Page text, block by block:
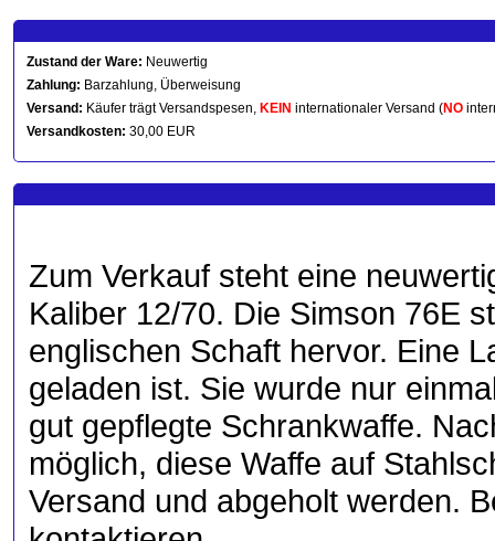
Zustand der Ware: Neuwertig
Zahlung: Barzahlung, Überweisung
Versand: Käufer trägt Versandspesen, KEIN internationaler Versand (NO
Versandkosten: 30,00 EUR
Zum Verkauf steht eine
Kaliber 12/70. Die Simson 76E
englischen Schaft hervor. Eine
geladen ist. Sie wurde nur
gut gepflegte Schrankwaffe.
möglich, diese Waffe auf
Versand und abgeholt werden.